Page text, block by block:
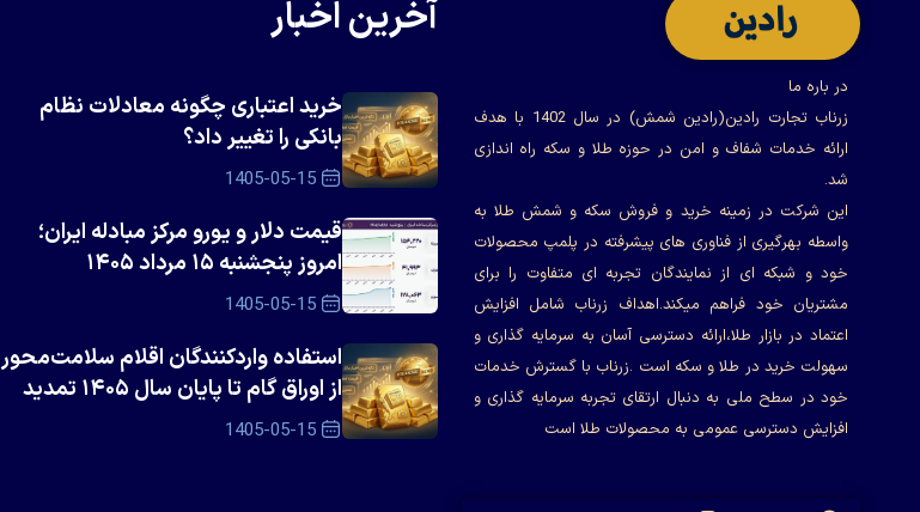
در باره ما
زرناب تجارت رادین(رادین شمش) در سال 1402 با هدف
ارائه خدمات شفاف و امن در حوزه طلا و سکه راه اندازی
شد.
این شرکت در زمینه خرید و فروش سکه و شمش طلا به
واسطه بهرگیری از فناوری های پیشرفته در پلمپ محصولات
خود و شبکه ای از نمایندگان تجربه ای متفاوت را برای
مشتریان خود فراهم میکند.اهداف زرناب شامل افزایش
اعتماد در بازار طلا،ارائه دسترسی آسان به سرمایه گذاری و
سهولت خرید در طلا و سکه است .زرناب با گسترش خدمات
خود در سطح ملی به دنبال ارتقای تجربه سرمایه گذاری و
افزایش دسترسی عمومی به محصولات طلا است
آخرین اخبار
خرید اعتباری چگونه معادلات نظام
بانکی را تغییر داد؟
1405-05-15
قیمت دلار و یورو مرکز مبادله ایران؛
امروز پنجشنبه ۱۵ مرداد ۱۴۰۵
1405-05-15
استفاده واردکنندگان اقلام سلامت‌محور
از اوراق گام تا پایان سال ۱۴۰۵ تمدید
شد1405-05-15